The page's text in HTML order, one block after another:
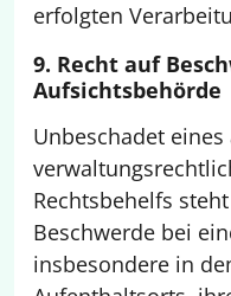
erfolgten
9. Recht auf
Aufsichtsbehörde
Unbeschadet
Rechtsbehelfs
Beschwerde bei
insbesondere in